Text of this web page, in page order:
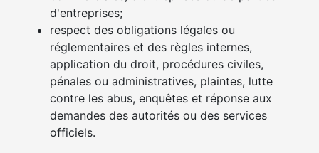
d'entreprises;
respect des obligations légales ou
réglementaires et des règles internes,
application du droit, procédures civiles,
pénales ou administratives, plaintes, lutte
contre les abus, enquêtes et réponse aux
demandes des autorités ou des services
officiels.